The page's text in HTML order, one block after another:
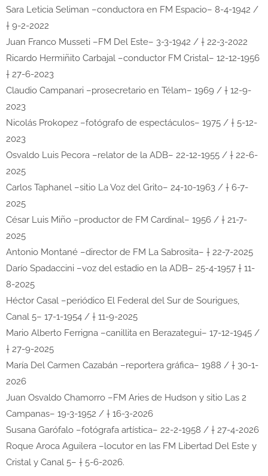
Sara Leticia Seliman –conductora en FM Espacio– 8-4-1942 /
† 9-2-2022
Juan Franco Musseti –FM Del Este– 3-3-1942 / † 22-3-2022
Ricardo Hermiñito Carbajal –conductor FM Cristal– 12-12-1956
† 27-6-2023
Claudio Campanari –prosecretario en Télam– 1969 / † 12-9-
2023
Nicolás Prokopez –fotógrafo de espectáculos– 1975 / † 5-12-
2023
Osvaldo Luis Pecora –relator de la ADB– 22-12-1955 / † 22-6-
2025
Carlos Taphanel –sitio La Voz del Grito– 24-10-1963 / † 6-7-
2025
César Luis Miño –productor de FM Cardinal– 1956 / † 21-7-
2025
Antonio Montané –director de FM La Sabrosita– † 22-7-2025
Darío Spadaccini –voz del estadio en la ADB– 25-4-1957 † 11-
8-2025
Héctor Casal –periódico El Federal del Sur de Sourigues,
Canal 5– 17-1-1954 / † 11-9-2025
Mario Alberto Ferrigna –canillita en Berazategui– 17-12-1945 /
† 27-9-2025
María Del Carmen Cazabán –reportera gráfica– 1988 / † 30-1-
2026
Juan Osvaldo Chamorro –FM Aries de Hudson y sitio Las 2
Campanas– 19-3-1952 / † 16-3-2026
Susana Garófalo –fotógrafa artística– 22-2-1958 / † 27-4-2026
Roque Aroca Aguilera –locutor en las FM Libertad Del Este y
Cristal y Canal 5– † 5-6-2026.